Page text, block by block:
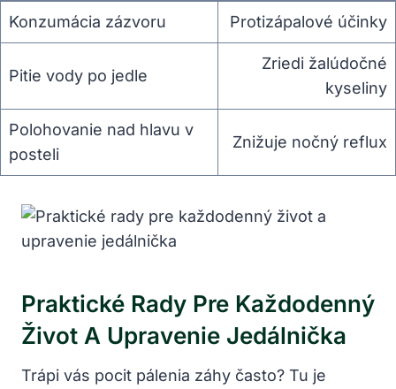
Konzumácia zázvoru Protizápalové účinky
Pitie vody po jedle
Zriedi žalúdočné
kyseliny
Polohovanie nad hlavu v
posteli
Znižuje nočný reflux
Praktické Rady Pre Každodenný
Život A Upravenie Jedálnička
Trápi vás pocit pálenia záhy často? Tu je